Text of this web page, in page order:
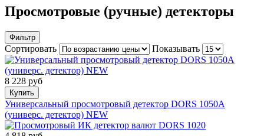
Просмотровые (ручные) детекторы
Фильтр
Сортировать Показывать
8 228 руб
Купить
Универсальный просмотровый детектор DORS 1050A
(универс. детектор) NEW